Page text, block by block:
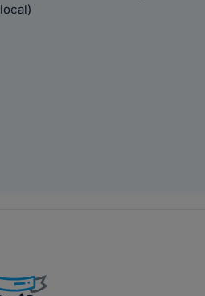
local)